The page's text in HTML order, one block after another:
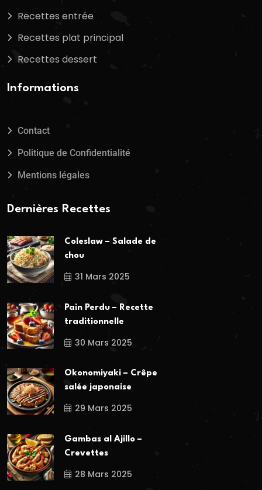
Recettes entrée
Recettes plat principal
Recettes dessert
Informations
Contact
Politique de Confidentialité
Mentions légales
Dernières Recettes
Coleslaw – Salade de
chou
31 Mars 2025
Pain Perdu – Recette
traditionnelle
30 Mars 2025
Okonomiyaki – Crêpe
salée japonaise
29 Mars 2025
Gambas al Ajillo –
Crevettes
28 Mars 2025